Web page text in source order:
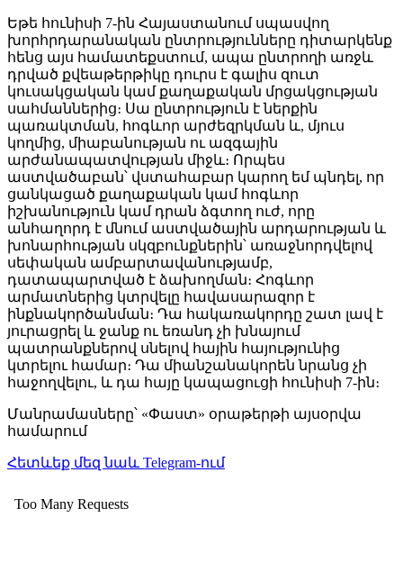
Եթե հունիսի 7-ին Հայաստանում սպասվող
խորհրդարանական ընտրությունները դիտարկենք
հենց այս համատեքստում, ապա ընտրողի առջև
դրված քվեաթերթիկը դուրս է գալիս զուտ
կուսակցական կամ քաղաքական մրցակցության
սահմաններից։ Սա ընտրություն է ներքին
պառակտման, հոգևոր արժեզրկման և, մյուս
կողմից, միաբանության ու ազգային
արժանապատվության միջև։ Որպես
աստվածաբան՝ վստահաբար կարող եմ պնդել, որ
ցանկացած քաղաքական կամ հոգևոր
իշխանություն կամ դրան ձգտող ուժ, որը
անհաղորդ է մնում աստվածային արդարության և
խոնարհության սկզբունքներին՝ առաջնորդվելով
սեփական ամբարտավանությամբ,
դատապարտված է ձախողման։ Հոգևոր
արմատներից կտրվելը հավասարազոր է
ինքնակործանման։ Դա հակառակորդը շատ լավ է
յուրացրել և ջանք ու եռանդ չի խնայում
պատրանքներով սնելով հային հայությունից
կտրելու համար։ Դա միանշանակորեն նրանց չի
հաջողվելու, և դա հայը կապացուցի հունիսի 7-ին։
Մանրամասները՝ «Փաստ» օրաթերթի այսօրվա
համարում
Հետևեք մեզ նաև Telegram-ում